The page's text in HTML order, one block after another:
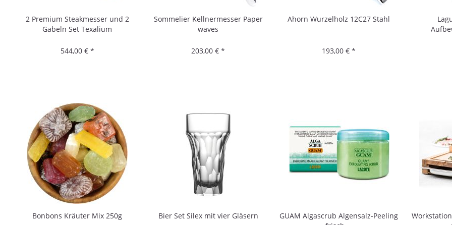
Bonbons Kräuter Mix 250g Bier Set Silex mit vier Gläsern
GUAM Algascrub Algensalz-Peeling
2 Premium Steakmesser und 2
Gabeln Set Texalium
544,00 € *
Sommelier Kellnermesser Paper
waves
203,00 € *
Ahorn Wurzelholz 12C27 Stahl
193,00 € *